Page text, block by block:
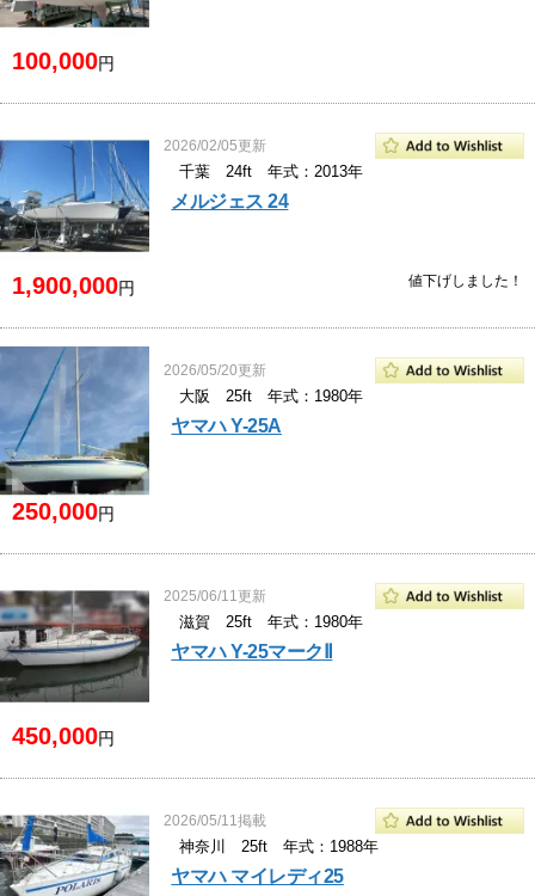
100,000円
2026/02/05更新
千葉 24ft 年式：2013年
メルジェス 24
1,900,000円 値下げしました！
2026/05/20更新
大阪 25ft 年式：1980年
ヤマハ Y-25A
250,000円
2025/06/11更新
滋賀 25ft 年式：1980年
ヤマハ Y-25マークⅡ
450,000円
2026/05/11掲載
神奈川 25ft 年式：1988年
ヤマハ マイレディ25